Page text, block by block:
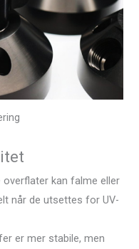
kan falme eller
når de utsettes for UV-
er mer stabile, men